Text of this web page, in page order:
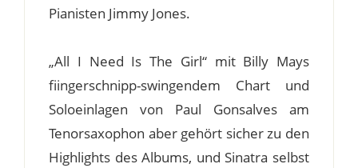
Pianisten Jimmy Jones.
„All I Need Is The Girl“ mit Billy Mays
fiingerschnipp-swingendem Chart und
Soloeinlagen von Paul Gonsalves am
Tenorsaxophon aber gehört sicher zu den
Highlights des Albums, und Sinatra selbst